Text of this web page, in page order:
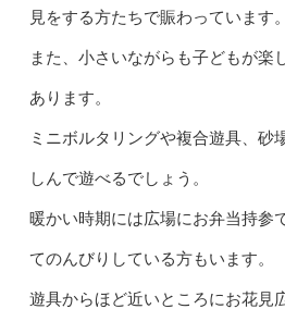
見をする方たちで賑わっています。
また、小さいながらも子どもが楽
あります。
ミニボルタリングや複合遊具、砂
しんで遊べるでしょう。
暖かい時期には広場にお弁当持参
てのんびりしている方もいます。
遊具からほど近いところにお花見